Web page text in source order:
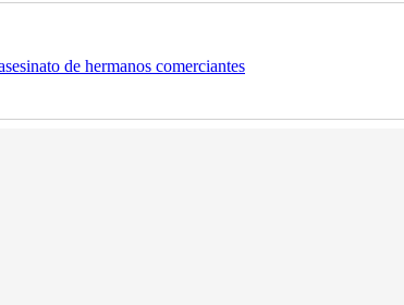
de hermanos comerciantes